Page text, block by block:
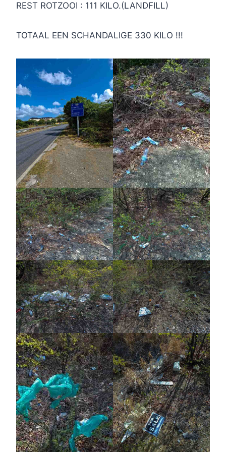
REST ROTZOOI : 111 KILO.(LANDFILL)
TOTAAL EEN SCHANDALIGE 330 KILO !!!